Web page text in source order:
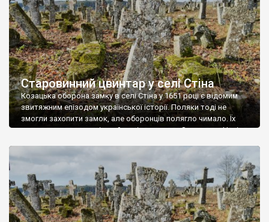
Старовинний цвинтар у селі Стіна
Козацька оборона замку в селі Стіна у 1651 році є відомим
звитяжним епізодом української історії. Поляки тоді не
змогли захопити замок, але оборонців полягло чимало. Їх
поховали на цвинтарі, який тоді називався Замковим. Нині на
ньому чимало хрестів 19 століття, є такі, де епітафії стер […]